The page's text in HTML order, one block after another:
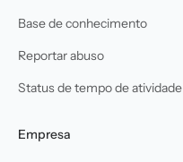
Base de conhecimento
Reportar abuso
Status de tempo de atividade
Empresa